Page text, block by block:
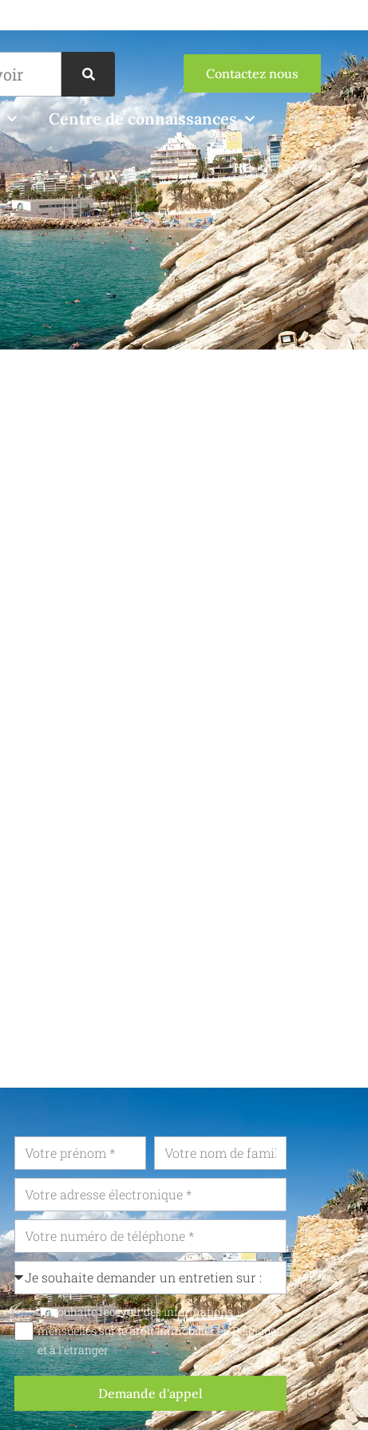
Contactez nous
Centre de connaissances
Je souhaite recevoir des informations
mensuelles sur le droit immobilier en Belgique
et à l'étranger.
Demande d'appel